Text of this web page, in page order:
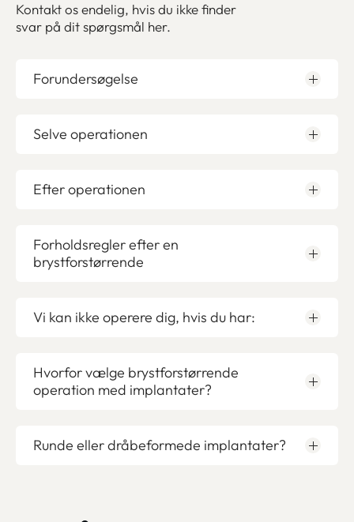
Kontakt os endelig, hvis du ikke finder
svar på dit spørgsmål her.
Forundersøgelse
Selve operationen
Efter operationen
Forholdsregler efter en
brystforstørrende
Vi kan ikke operere dig, hvis du har:
Hvorfor vælge brystforstørrende
operation med implantater?
Runde eller dråbeformede implantater?